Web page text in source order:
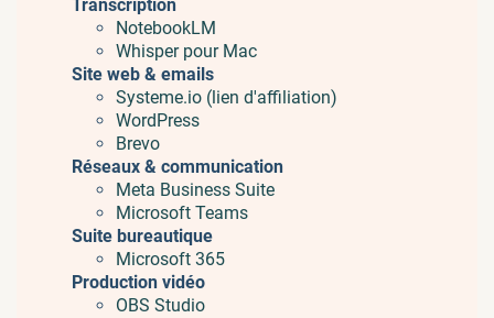
Transcription
NotebookLM
Whisper pour Mac
Site web & emails
Systeme.io (lien d'affiliation)
WordPress
Brevo
Réseaux & communication
Meta Business Suite
Microsoft Teams
Suite bureautique
Microsoft 365
Production vidéo
OBS Studio